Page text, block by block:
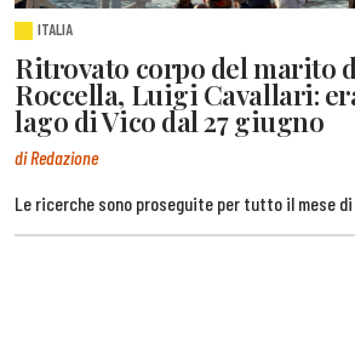
ITALIA
Ritrovato corpo del marito
Roccella, Luigi Cavallari:
lago di Vico dal 27 giugno
di Redazione
Le ricerche sono proseguite per tutto il mese